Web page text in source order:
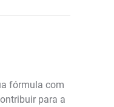
fórmula com
para a